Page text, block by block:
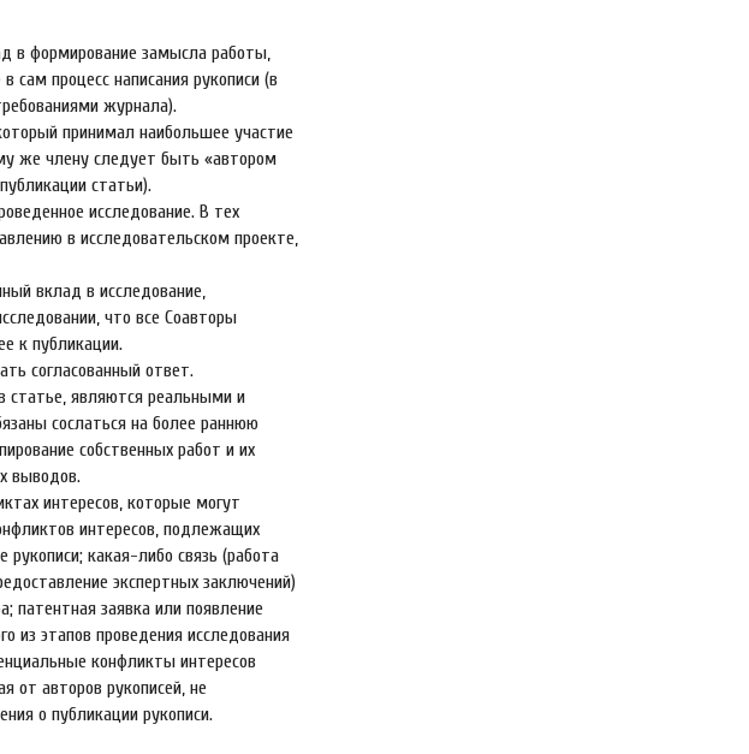
в формирование замысла работы,
сам процесс написания рукописи (в
журнала).
принимал наибольшее участие
же члену следует быть «автором
статьи).
исследование. В тех
в исследовательском проекте,
вклад в исследование,
что все Соавторы
к публикации.
согласованный ответ.
статье, являются реальными и
сослаться на более раннюю
собственных работ и их
выводов.
интересов, которые могут
интересов, подлежащих
рукописи; какая-либо связь (работа
экспертных заключений)
патентная заявка или появление
из этапов проведения исследования
конфликты интересов
от авторов рукописей, не
о публикации рукописи.